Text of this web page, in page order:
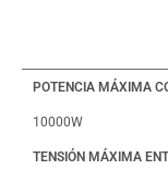
POTENCIA MÁXIMA
10000W
TENSIÓN MÁXIMA